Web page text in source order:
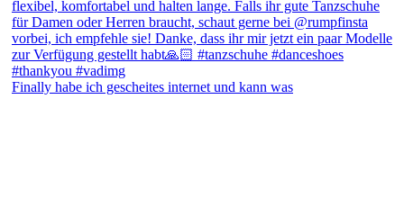
Finally habe ich gescheites internet und kann was